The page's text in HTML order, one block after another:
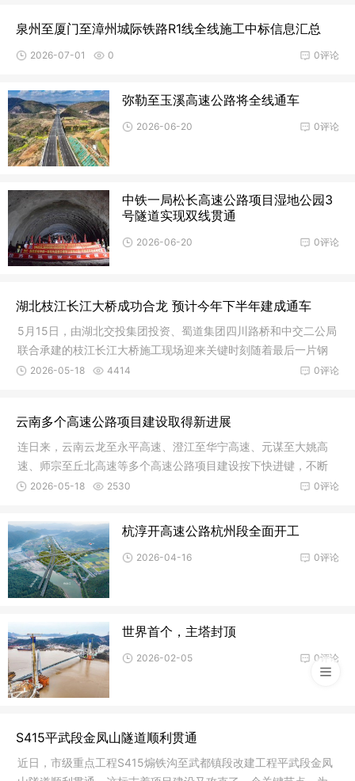
泉州至厦门至漳州城际铁路R1线全线施工中标信息汇总
0评论
2026-07-01 0
弥勒至玉溪高速公路将全线通车
0评论
2026-06-20
中铁一局松长高速公路项目湿地公园3
号隧道实现双线贯通
0评论
2026-06-20
湖北枝江长江大桥成功合龙 预计今年下半年建成通车
5月15日，由湖北交投集团投资、蜀道集团四川路桥和中交二公局
联合承建的枝江长江大桥施工现场迎来关键时刻随着最后一片钢
箱梁精
0评论
2026-05-18 4414
云南多个高速公路项目建设取得新进展
连日来，云南云龙至永平高速、澄江至华宁高速、元谋至大姚高
速、师宗至丘北高速等多个高速公路项目建设按下快进键，不断
取得新进
0评论
2026-05-18 2530
杭淳开高速公路杭州段全面开工
0评论
2026-04-16
世界首个，主塔封顶
0评论
2026-02-05
S415平武段金凤山隧道顺利贯通
近日，市级重点工程S415煽铁沟至武都镇段改建工程平武段金凤